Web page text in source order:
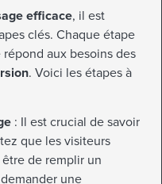
efficace, il est
clés. Chaque étape
aux besoins des
. Voici les étapes à
: Il est crucial de savoir
que les visiteurs
de remplir un
une